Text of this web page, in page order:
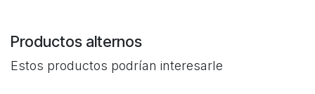
Productos alternos
Estos productos podrían interesarle